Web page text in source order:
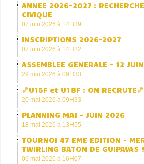
ANNEE 2026-2027 : RECHERCHE
CIVIQUE
07 juin 2026 à 14H39
INSCRIPTIONS 2026-2027
07 juin 2026 à 14H22
ASSEMBLEE GENERALE - 12
29 mai 2026 à 09H33
🏀U15F et U18F : ON RECRUTE🏀
20 mai 2026 à 09H33
PLANNING MAI - JUIN 2026
18 mai 2026 à 13H55
TOURNOI 47 EME EDITION -
TWIRLING BATON DE GUIPAVAS !
06 mai 2026 à 16H07